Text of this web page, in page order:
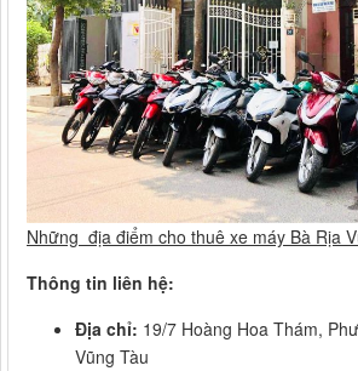
Những địa điểm cho thuê xe máy Bà Rịa
Thông tin liên hệ:
Địa chỉ: 19/7 Hoàng Hoa Thám,
Vũng Tàu